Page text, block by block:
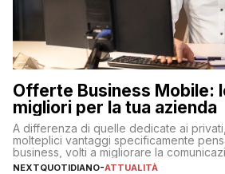
Offerte Business Mobile:
migliori per la tua azienda
A differenza di quelle dedicate ai
molteplici vantaggi specificamente
business, volti a migliorare la
degli utenti
NEXTQUOTIDIANO-ATTUALITÀ